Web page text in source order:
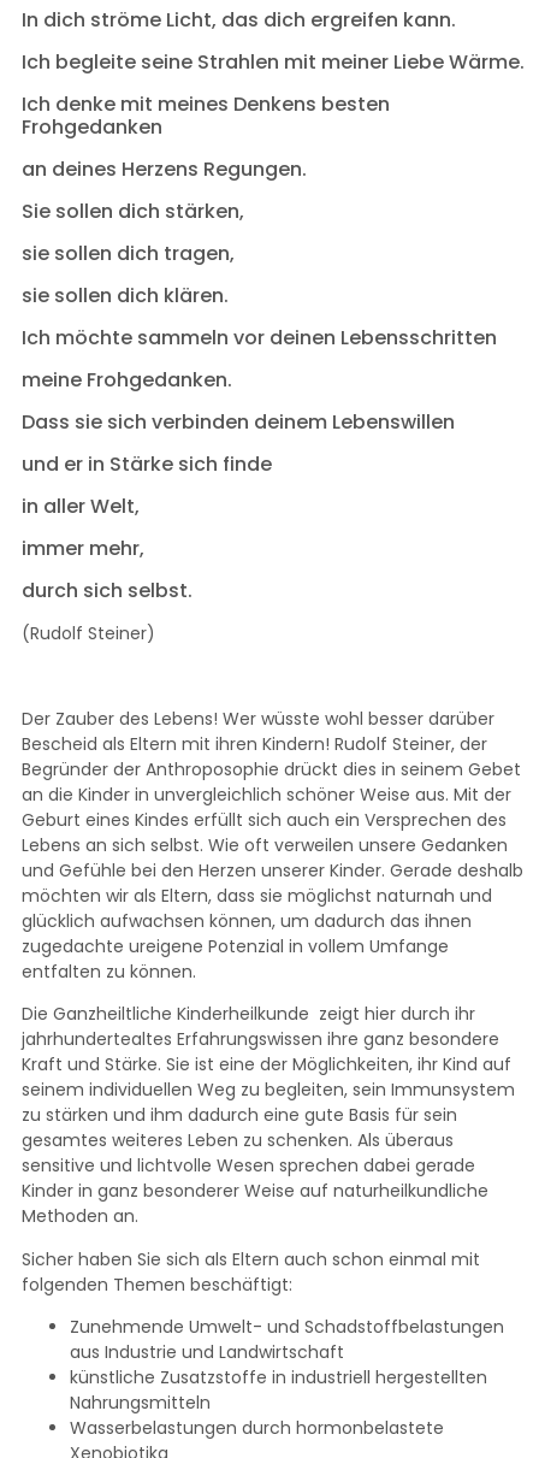
In dich ströme Licht, das dich ergreifen kann.
Ich begleite seine Strahlen mit meiner Liebe Wärme.
Ich denke mit meines Denkens besten
Frohgedanken
an deines Herzens Regungen.
Sie sollen dich stärken,
sie sollen dich tragen,
sie sollen dich klären.
Ich möchte sammeln vor deinen Lebensschritten
meine Frohgedanken.
Dass sie sich verbinden deinem Lebenswillen
und er in Stärke sich finde
in aller Welt,
immer mehr,
durch sich selbst.
(Rudolf Steiner)
Der Zauber des Lebens! Wer wüsste wohl besser darüber
Bescheid als Eltern mit ihren Kindern! Rudolf Steiner, der
Begründer der Anthroposophie drückt dies in seinem Gebet
an die Kinder in unvergleichlich schöner Weise aus. Mit der
Geburt eines Kindes erfüllt sich auch ein Versprechen des
Lebens an sich selbst. Wie oft verweilen unsere Gedanken
und Gefühle bei den Herzen unserer Kinder. Gerade deshalb
möchten wir als Eltern, dass sie möglichst naturnah und
glücklich aufwachsen können, um dadurch das ihnen
zugedachte ureigene Potenzial in vollem Umfange
entfalten zu können.
Die Ganzheiltliche Kinderheilkunde zeigt hier durch ihr
jahrhundertealtes Erfahrungswissen ihre ganz besondere
Kraft und Stärke. Sie ist eine der Möglichkeiten, ihr Kind auf
seinem individuellen Weg zu begleiten, sein Immunsystem
zu stärken und ihm dadurch eine gute Basis für sein
gesamtes weiteres Leben zu schenken. Als überaus
sensitive und lichtvolle Wesen sprechen dabei gerade
Kinder in ganz besonderer Weise auf naturheilkundliche
Methoden an.
Sicher haben Sie sich als Eltern auch schon einmal mit
folgenden Themen beschäftigt:
Zunehmende Umwelt- und Schadstoffbelastungen
aus Industrie und Landwirtschaft
künstliche Zusatzstoffe in industriell hergestellten
Nahrungsmitteln
Wasserbelastungen durch hormonbelastete
Xenobiotika